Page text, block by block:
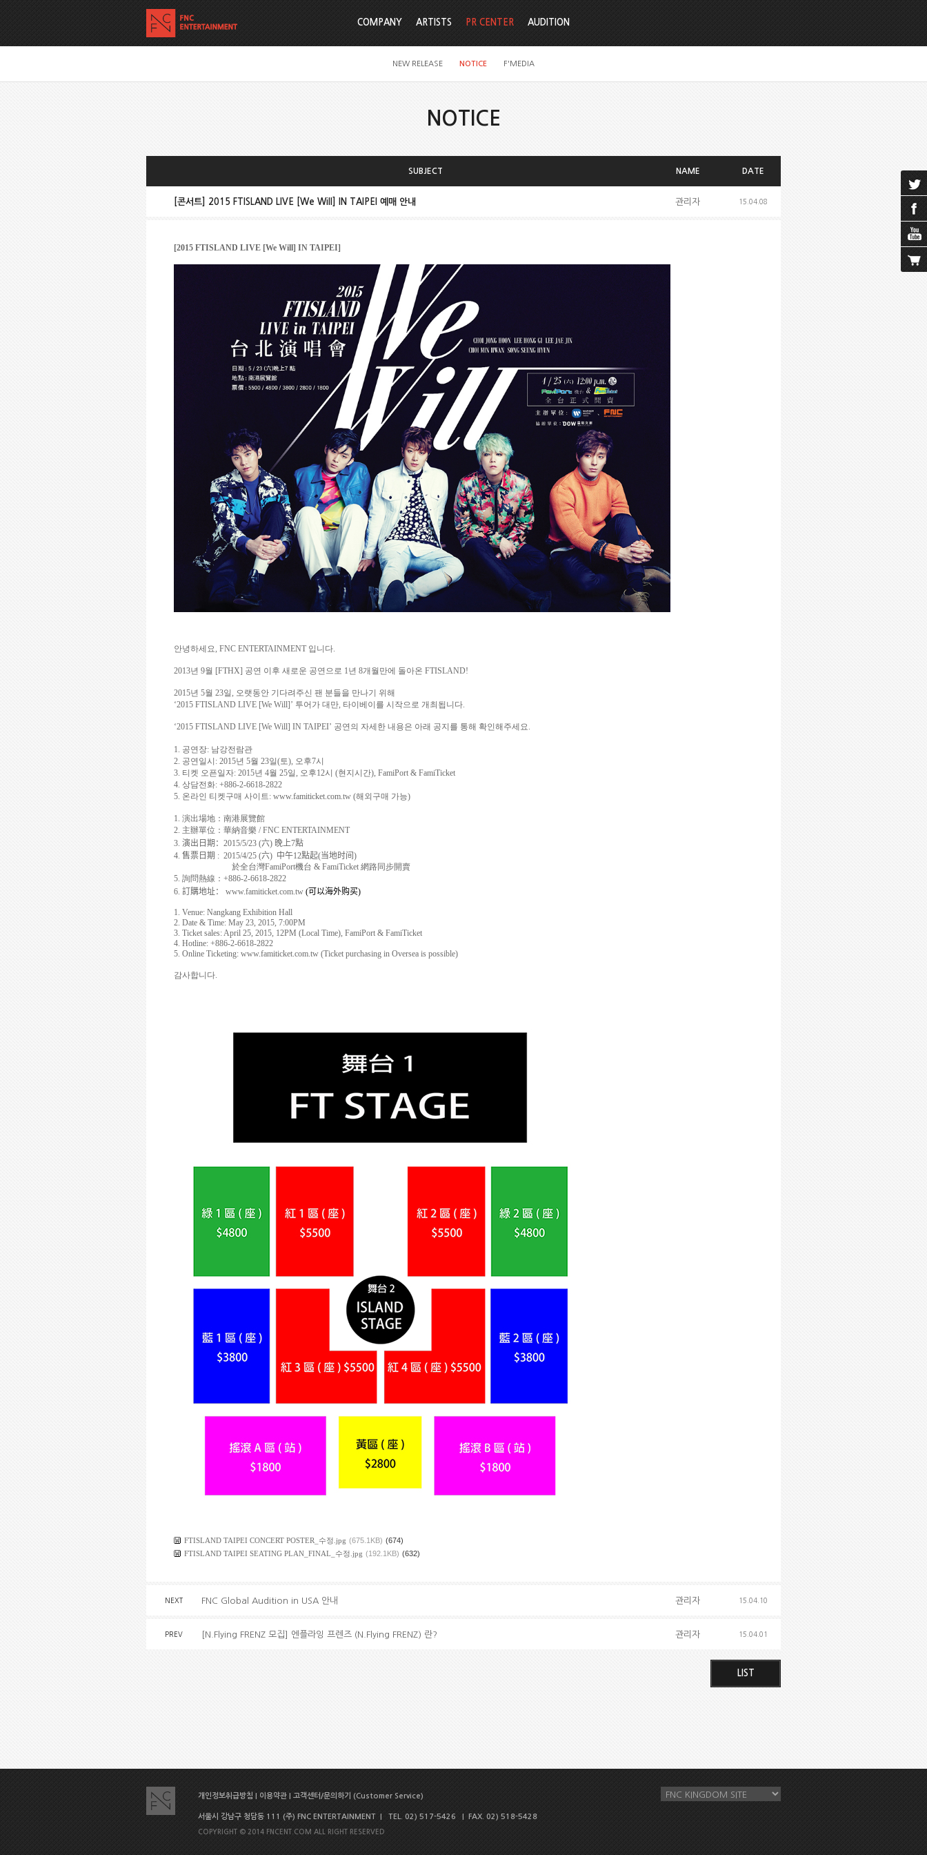
COMPANY ARTISTS PR CENTER
NEW RELEASE NOTICE F'MEDIA
AUDITION
NOTICE
SUBJECT NAME DATE
[콘서트] 2015 FTISLAND LIVE [We Will] IN TAIPEI 예매 안내 관리자 15.04.08
[2015 FTISLAND LIVE [We Will] IN TAIPEI]
안녕하세요, FNC ENTERTAINMENT 입니다.
2013년 9월 [FTHX] 공연 이후 새로운 공연으로 1년 8개월만에 돌아온 FTISLAND!
2015년 5월 23일 , 오랫동안 기다려주신 팬 분들을 만나기 위해
‘2015 FTISLAND LIVE [We Will]’ 투어가 대만, 타이베이를 시작으로 개최됩니다.
‘2015 FTISLAND LIVE [We Will] IN TAIPEI’ 공연의 자세한 내용은 아래 공지를 통해 확인해주세요.
1. 공연장: 남강전람관
2. 공연일시 : 2015년 5월 23일 (토), 오후7시
3. 티켓 오픈일자: 2015년 4월 25일 , 오후12시 (현지시간), FamiPort & FamiTicket
4. 상담전화: +886-2-6618-2822
5. 온라인 티켓구매 사이트: www.famiticket.com.tw (해외구매 가능)
1. 演出場地 ： 南港展覽館
2. 主辦單位 ： 華納音樂 / FNC ENTERTAINMENT
3. 演出日期 ： 2015/5/23 (六) 晚上7點
4. 售票日期 : 2015/4/25 (六) 中午12點起(当地时间 )
於全台灣FamiPort機台 & FamiTicket 網路同步開賣
5. 詢問熱線 ： +886-2-6618-2822
6. 訂購地址： www.famiticket.com.tw (可以海外购买)
1. Venue: Nangkang Exhibition Hall
2. Date & Time: May 23, 2015, 7:00PM
3. Ticket sales: April 25, 2015, 12PM (Local Time), FamiPort & FamiTicket
4. Hotline: +886-2-6618-2822
5. Online Ticketing: www.famiticket.com.tw (Ticket purchasing in Oversea is possible)
감사합니다.
FTISLAND TAIPEI CONCERT POSTER_수정.jpg (675.1KB) (674)
FTISLAND TAIPEI SEATING PLAN_FINAL_수정.jpg (192.1KB) (632)
NEXT FNC Global Audition in USA 안내 관리자 15.04.10
PREV [N.Flying FRENZ 모집] 엔플라잉 프렌즈 (N.Flying FRENZ) 란? 관리자 15.04.01
LIST
개인정보취급방침 이용약관 고객센터/문의하기 (Customer Service)
서울시 강남구 청담동 111 (주) FNC ENTERTAINMENT | TEL. 02) 517-5426 | FAX. 02) 518-5428
COPYRIGHT © 2014 FNCENT.COM ALL RIGHT RESERVED